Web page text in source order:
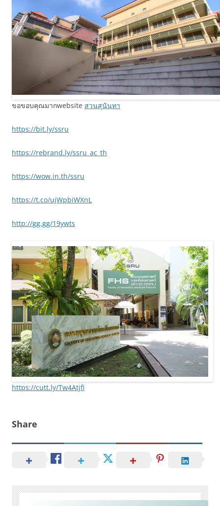
ขอขอบคุณมากwebsite สวนสุนันทา
https://bit.ly/ssru
https://rebrand.ly/ssru_ac_th
https://wow.in.th/ssru
https://t.co/ujWpbiWXnL
http://gg.gg/19ywts
https://cutt.ly/Tw4Atjfi
Share